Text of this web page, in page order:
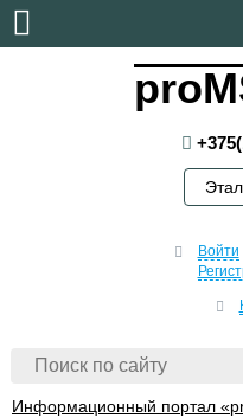
Войти
Информационный портал